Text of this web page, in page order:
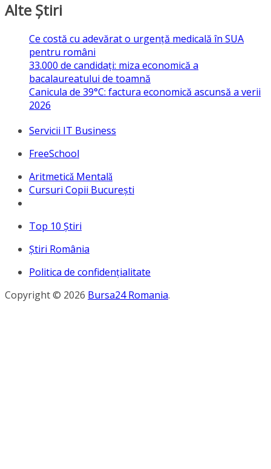
Alte Ştiri
Ce costă cu adevărat o urgență medicală în SUA
pentru români
33.000 de candidați: miza economică a
bacalaureatului de toamnă
Canicula de 39°C: factura economică ascunsă a verii
2026
Servicii IT Business
FreeSchool
Aritmeticǎ Mentalǎ
Cursuri Copii București
Top 10 Ştiri
Ştiri România
Politica de confidențialitate
Copyright © 2026 Bursa24 Romania.